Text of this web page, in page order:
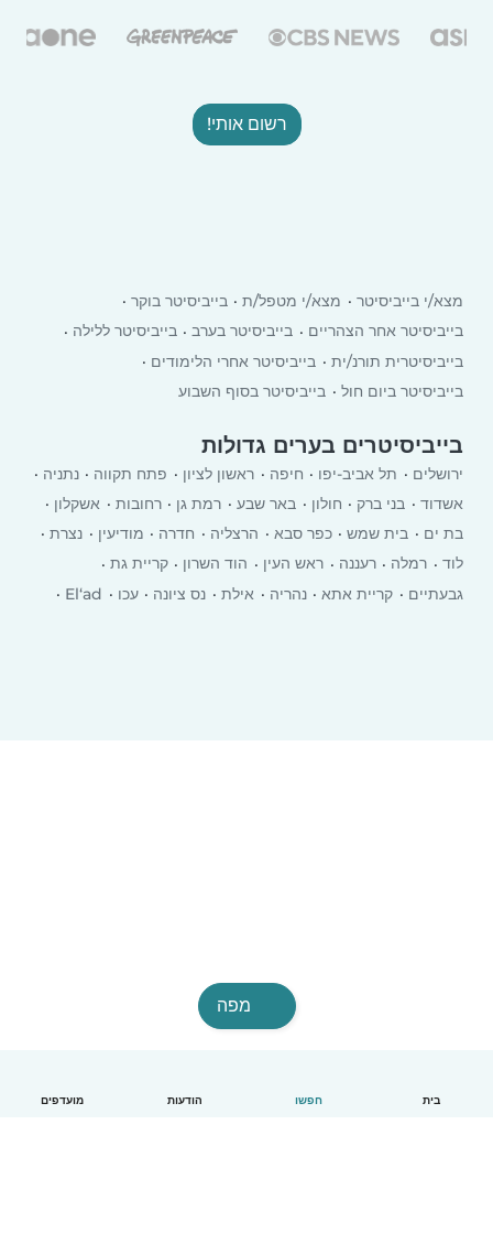
בית חפשו הודעות מועדפים
רשום אותי!
מצא/י בייביסיטר מצא/י מטפל/ת
בייביסיטר בוקר
בייביסיטר אחר הצהריים
בייביסיטר בערב
בייביסיטר ללילה
בייביסיטרית תורנ/ית
בייביסיטר אחרי הלימודים
בייביסיטר ביום חול
בייביסיטר בסוף השבוע
בייביסיטרים בערים גדולות
ירושלים תל אביב-יפו חיפה ראשון לציון פתח תקווה
נתניה
אשדוד
בני ברק חולון באר שבע רמת גן רחובות
אשקלון
בת ים
בית שמש כפר סבא הרצליה חדרה מודיעין
נצרת
לוד
רמלה רעננה ראש העין הוד השרון
קריית גת
גבעתיים
קריית אתא ‏נהריה אילת נס ציונה עכו
El‘ad
מפה